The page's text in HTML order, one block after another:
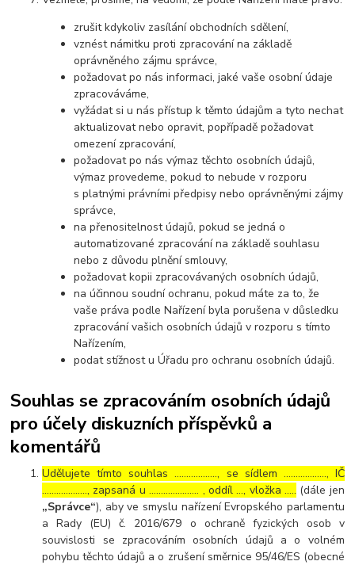
zrušit kdykoliv zasílání obchodních sdělení,
vznést námitku proti zpracování na základě
oprávněného zájmu správce,
požadovat po nás informaci, jaké vaše osobní údaje
zpracováváme,
vyžádat si u nás přístup k těmto údajům a tyto nechat
aktualizovat nebo opravit, popřípadě požadovat
omezení zpracování,
požadovat po nás výmaz těchto osobních údajů,
výmaz provedeme, pokud to nebude v rozporu
s platnými právními předpisy nebo oprávněnými zájmy
správce,
na přenositelnost údajů, pokud se jedná o
automatizované zpracování na základě souhlasu
nebo z důvodu plnění smlouvy,
požadovat kopii zpracovávaných osobních údajů,
na účinnou soudní ochranu, pokud máte za to, že
vaše práva podle Nařízení byla porušena v důsledku
zpracování vašich osobních údajů v rozporu s tímto
Nařízením,
podat stížnost u Úřadu pro ochranu osobních údajů.
Souhlas se zpracováním osobních údajů
pro účely diskuzních příspěvků a
komentářů
Udělujete tímto souhlas ……………..., se sídlem ………………, IČ
………………., zapsaná u ………………… , oddíl …, vložka ….. (dále jen
„Správce“), aby ve smyslu nařízení Evropského parlamentu
a Rady (EU) č. 2016/679 o ochraně fyzických osob v
souvislosti se zpracováním osobních údajů a o volném
pohybu těchto údajů a o zrušení směrnice 95/46/ES (obecné